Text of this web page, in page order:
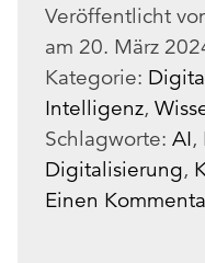
Veröffentlicht
am 20. März
Kategorie:
Intelligenz,
Schlagworte: AI,
Digitalisierung,
Einen